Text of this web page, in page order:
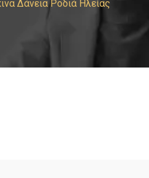
Δάνεια Ροδιά Ηλείας